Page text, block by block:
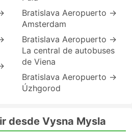
Bratislava Aeropuerto →
Amsterdam
Bratislava Aeropuerto →
La central de autobuses
de Viena
Bratislava Aeropuerto →
Úzhgorod
desde Vysna Mysla